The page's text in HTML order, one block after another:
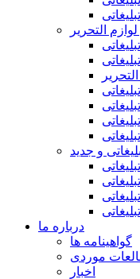
التحریر
و جدید
درباره ما
گواهینامه ها
موردی
اخبار